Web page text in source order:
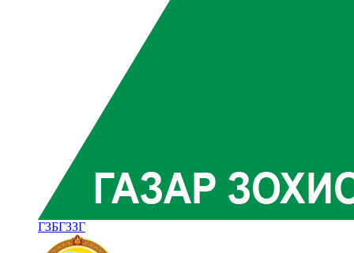
ГЗБГЗЗГ